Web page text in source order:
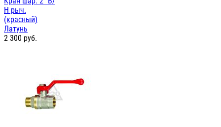
Н рыч.
(красный)
Латунь
2 300 руб.